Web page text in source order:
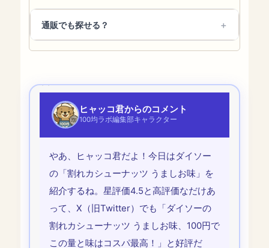
通販でも探せる？
ヒャッコ君からのコメント
100均ラボ編集部キャラクター
やあ、ヒャッコ君だよ！今日はダイソー
の「割れカシューナッツ うましお味」を
紹介するね。星評価4.5と高評価なだけあ
って、X（旧Twitter）でも「ダイソーの
割れカシューナッツ うましお味、100円で
この量と味はコスパ最高！」と好評だ